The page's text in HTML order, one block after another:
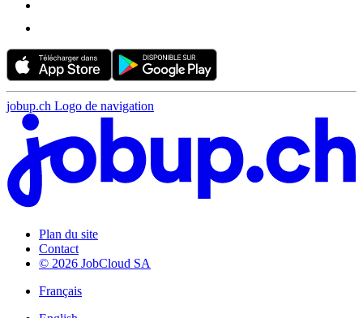
jobup.ch Logo de navigation
Plan du site
Contact
© 2026 JobCloud SA
Français